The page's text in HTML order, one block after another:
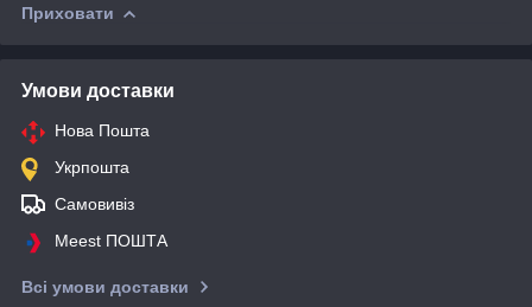
Приховати
Умови доставки
Нова Пошта
Укрпошта
Самовивіз
Meest ПОШТА
Всі умови доставки